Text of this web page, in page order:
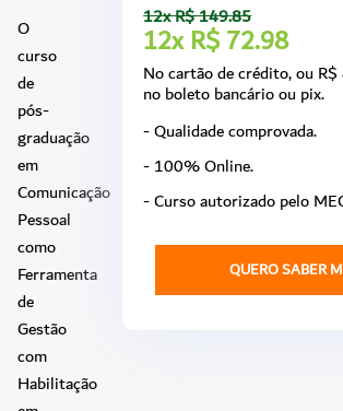
O
curso
de
pós-
graduação
em
Comunicação
Pessoal
como
Ferramenta
de
Gestão
com
Habilitação
12x R$ 149.85
12x R$ 72.98
No cartão de crédito, ou
no boleto bancário ou pix.
- Qualidade comprovada.
- 100% Online.
- Curso autorizado pelo
QUERO SABER